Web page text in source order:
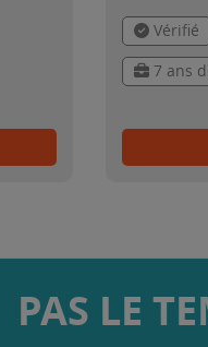
Vérifié
7 ans
PAS LE